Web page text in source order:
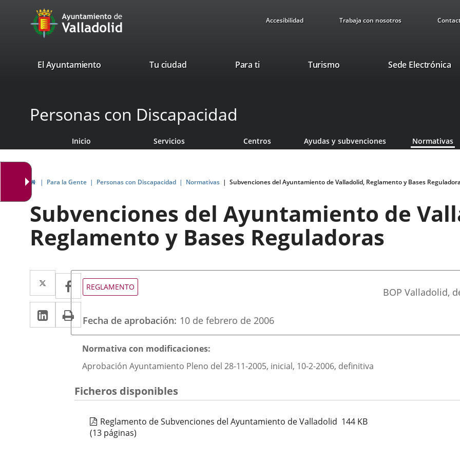
Portal
Web
Ayuntamiento
Valladolid
Accesibilidad Trabaja con nosotros
valladolid.es
El Ayuntamiento Tu ciudad Para ti TurismoEste
nueva.
Sede Electrónica
Personas con Discapacidad
Inicio Servicios Centros Ayudas y subvenciones Normativas
InicioPara la Gente Personas con Discapacidad Normativas Subvenciones del Ayuntamiento de Valladolid, Reglamento y Bases
Subvenciones del Ayuntamiento de
Reglamento y Bases Reguladoras
Twitter
Enlace
a
una
aplicación
externa.
Facebook
Enlace
a
una
aplicación
externa.
LinkedIn
Enlace
a
aplicación
Tipo
de
REGLAMENTO
boletin
BOP Valladolid,
Fecha de aprobación 10 de febrero de 2006
Descripción
Normativa con modificaciones:
Aprobación Ayuntamiento Pleno del 28-11-2005, inicial, 10-2-2006, definitiva
Ficheros disponibles
Reglamento de Subvenciones del Ayuntamiento de Valladolid 144 KB
(13 páginas)